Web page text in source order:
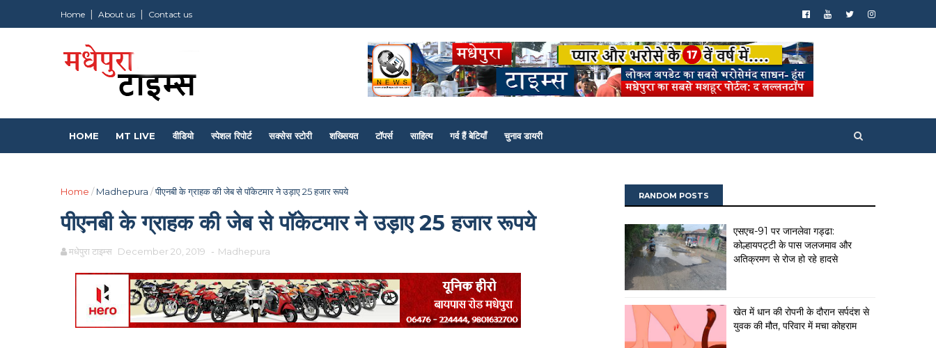
Home About us Contact us
HOME MT LIVE वीडियो स्पेशल रिपोर्ट सक्सेस स्टोरी शख्सियत टॉपर्स साहित्य गर्व हैं बेटियाँ चुनाव डायरी
Home / Madhepura /पीएनबी के ग्राहक की जेब से पॉकेटमार ने उड़ाए 25 हजार रूपये
पीएनबी के ग्राहक की जेब से पॉकेटमार ने उड़ाए 25 हजार रूपये
मधेपुरा टाइम्स December 20, 2019 - Madhepura
RANDOM POSTS
एसएच-91 पर जानलेवा गड्ढा:
कोल्हायपट्टी के पास जलजमाव और
अतिक्रमण से रोज हो रहे हादसे
खेत में धान की रोपनी के दौरान सर्पदंश से
युवक की मौत, परिवार में मचा कोहराम